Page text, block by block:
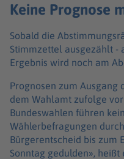
Keine Prognose
Sobald die
Stimmzettel ausgezählt -
Ergebnis wird noch am
Prognosen zum Ausgang
dem Wahlamt zufolge
Bundeswahlen führen
Wählerbefragungen
Bürgerentscheid bis zum
Sonntag gedulden», heißt